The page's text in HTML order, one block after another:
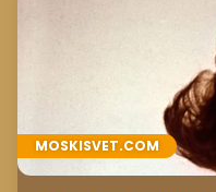
MOSKISVET.COM